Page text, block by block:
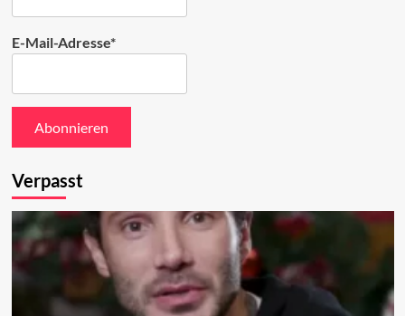
E-Mail-Adresse*
Verpasst